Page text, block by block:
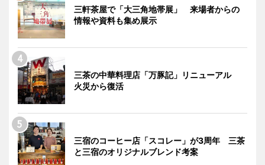
三軒茶屋で「大三角地帯展」 来場者からの
情報や資料も集め展示
三茶の中華料理店「万豚記」リニューアル
火災から復活
三宿のコーヒー店「スコレー」が3周年 三茶
と三宿のオリジナルブレンド考案